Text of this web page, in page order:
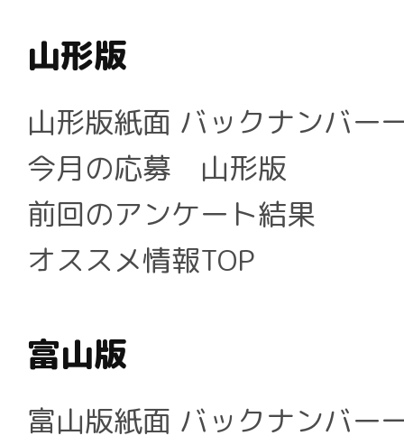
山形版
山形版紙面 バックナンバー
今月の応募 山形版
前回のアンケート結果
オススメ情報TOP
富山版
富山版紙面 バックナンバー